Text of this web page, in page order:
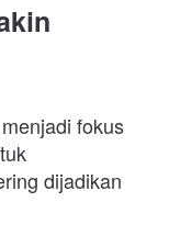
fokus
dijadikan